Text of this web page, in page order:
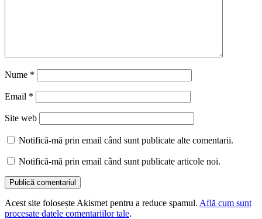
Nume *
Email *
Site web
Notifică-mă prin email când sunt publicate alte comentarii.
Notifică-mă prin email când sunt publicate articole noi.
Acest site folosește Akismet pentru a reduce spamul. Află cum sunt
procesate datele comentariilor tale.